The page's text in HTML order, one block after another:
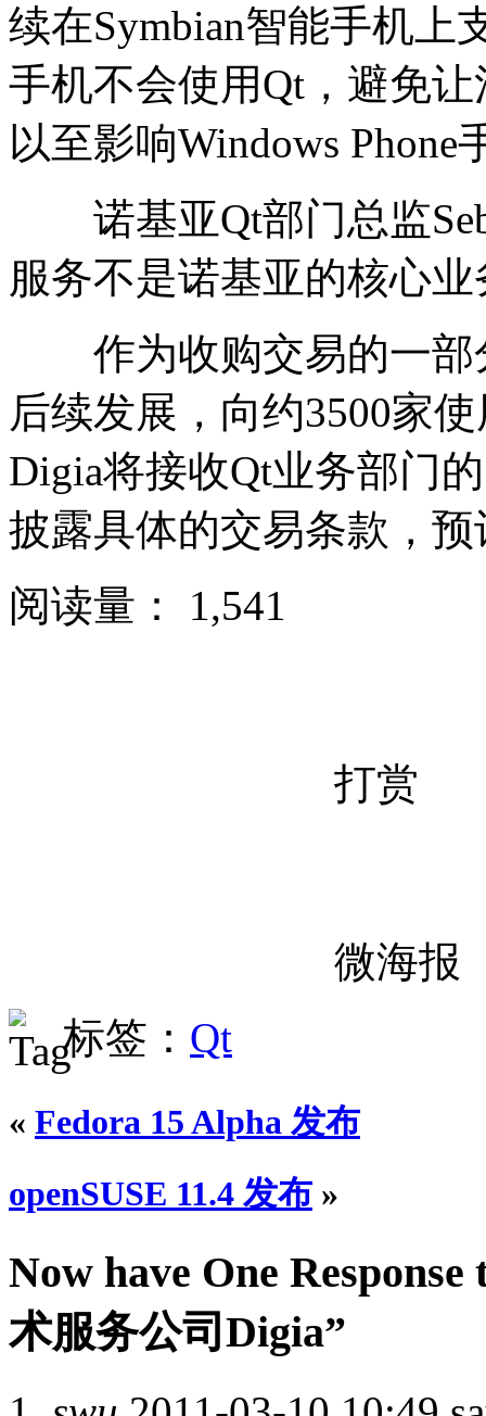
续在Symbian智能手机上
手机不会使用Qt，避免
以至影响Windows
诺基亚Qt部门总监
服务不是诺基亚的核心
作为收购交易的一部
后续发展，向约3500家
Digia将接收Qt业务部门
披露具体的交易条款，
阅读量：
1,541
打赏
微海报
标签： Qt
« Fedora 15 Alpha 发布
openSUSE 11.4 发布 »
Now have One
术服务公司Digia”